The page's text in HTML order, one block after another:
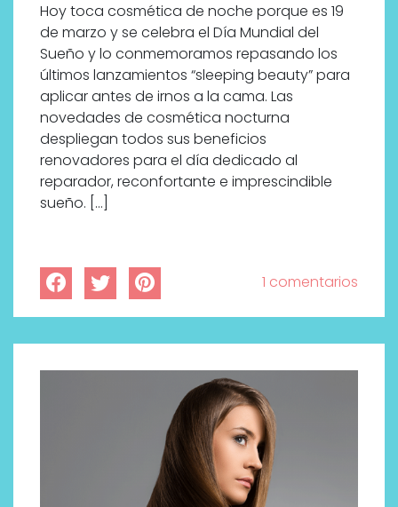
Hoy toca cosmética de noche porque es 19
de marzo y se celebra el Día Mundial del
Sueño y lo conmemoramos repasando los
últimos lanzamientos “sleeping beauty” para
aplicar antes de irnos a la cama. Las
novedades de cosmética nocturna
despliegan todos sus beneficios
renovadores para el día dedicado al
reparador, reconfortante e imprescindible
sueño. […]
1 comentarios